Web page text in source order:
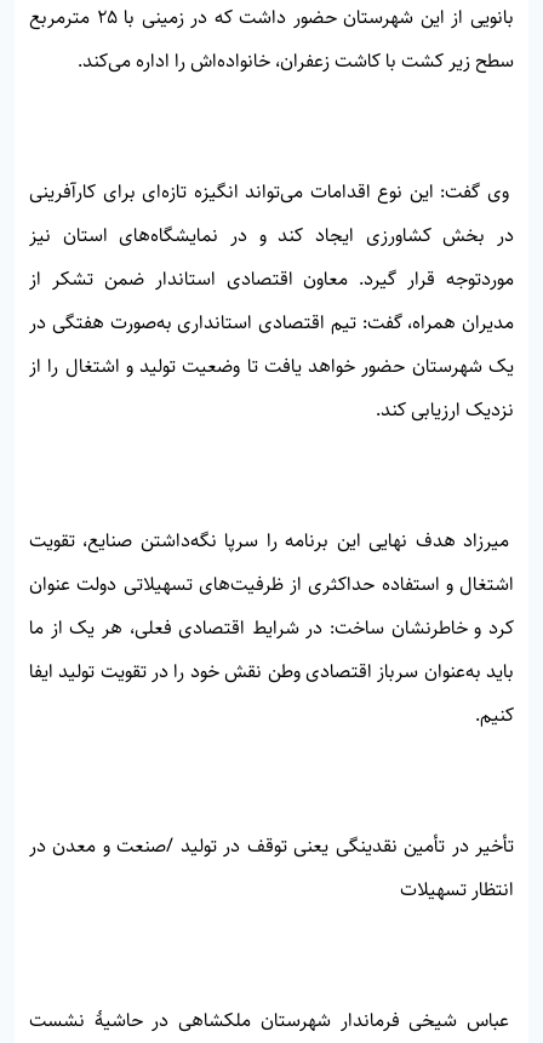
بانویی از این شهرستان حضور داشت که در زمینی با ۲۵ مترمربع
سطح زیر کشت با کاشت زعفران، خانواده‌اش را اداره می‌کند.
وی گفت: این نوع اقدامات می‌تواند انگیزه تازه‌ای برای کارآفرینی
در بخش کشاورزی ایجاد کند و در نمایشگاه‌های استان نیز
موردتوجه قرار گیرد. معاون اقتصادی استاندار ضمن تشکر از
مدیران همراه، گفت: تیم اقتصادی استانداری به‌صورت هفتگی در
یک شهرستان حضور خواهد یافت تا وضعیت تولید و اشتغال را از
نزدیک ارزیابی کند.
میرزاد هدف نهایی این برنامه را سرپا نگه‌داشتن صنایع، تقویت
اشتغال و استفاده حداکثری از ظرفیت‌های تسهیلاتی دولت عنوان
کرد و خاطرنشان ساخت: در شرایط اقتصادی فعلی، هر یک از ما
باید به‌عنوان سرباز اقتصادی وطن نقش خود را در تقویت تولید ایفا
کنیم.
تأخیر در تأمین نقدینگی یعنی توقف در تولید /صنعت و معدن در
انتظار تسهیلات
عباس شیخی فرماندار شهرستان ملکشاهی در حاشیهٔ نشست